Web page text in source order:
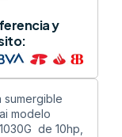
y
sumergible
modelo
de 10hp,